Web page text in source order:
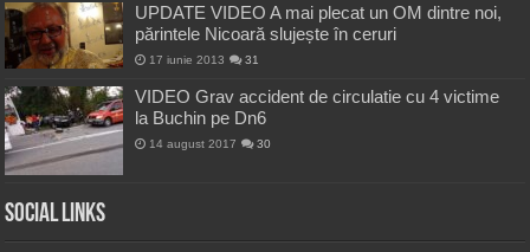
UPDATE VIDEO A mai plecat un OM dintre noi,
părintele Nicoară slujește în ceruri
17 iunie 2013 31
VIDEO Grav accident de circulatie cu 4 victime
la Buchin pe Dn6
14 august 2017 30
Social Links